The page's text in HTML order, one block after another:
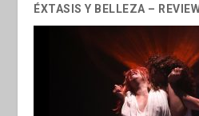
ÉXTASIS Y BELLEZA –